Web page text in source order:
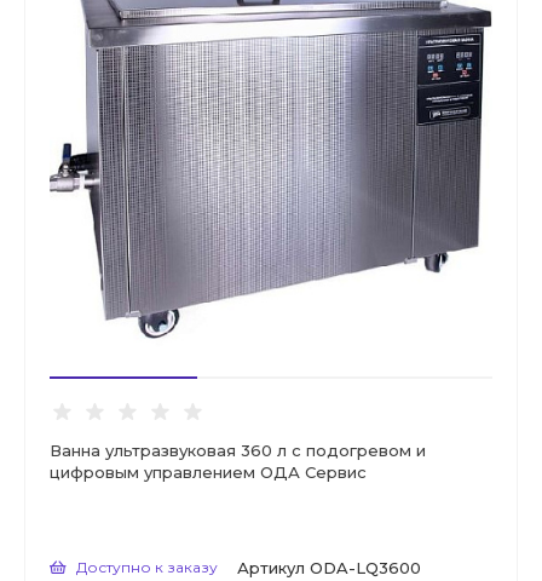
Ванна ультразвуковая 360 л с подогревом и
цифровым управлением ОДА Сервис
Доступно к заказу Артикул ODA-LQ3600